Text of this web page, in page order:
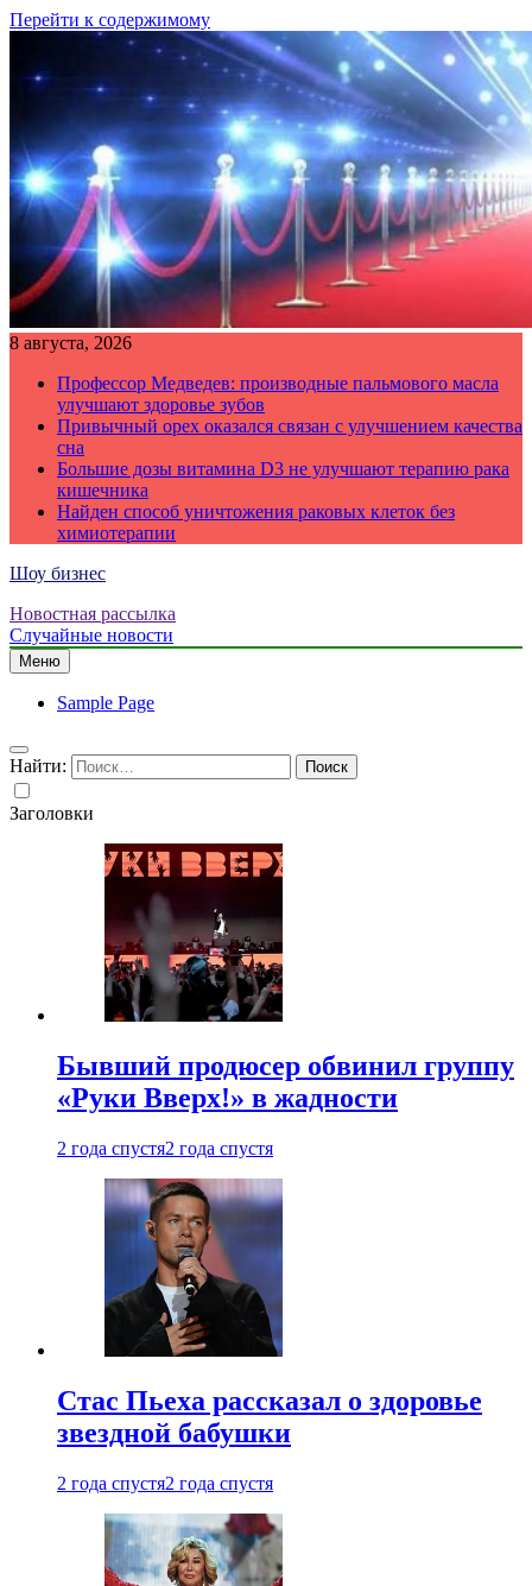
Перейти к содержимому
8 августа, 2026
Профессор Медведев: производные пальмового масла
улучшают здоровье зубов
Привычный орех оказался связан с улучшением качества
сна
Большие дозы витамина D3 не улучшают терапию рака
кишечника
Найден способ уничтожения раковых клеток без
химиотерапии
Шоу бизнес
Новостная рассылка
Случайные новости
Меню
Sample Page
Найти:
Заголовки
Бывший продюсер обвинил группу
«Руки Вверх!» в жадности
2 года спустя2 года спустя
Стас Пьеха рассказал о здоровье
звездной бабушки
2 года спустя2 года спустя